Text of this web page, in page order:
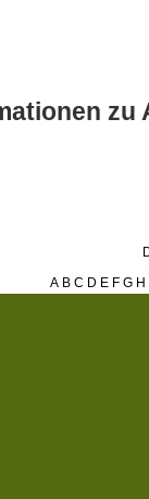
zu
A B C D E F G H